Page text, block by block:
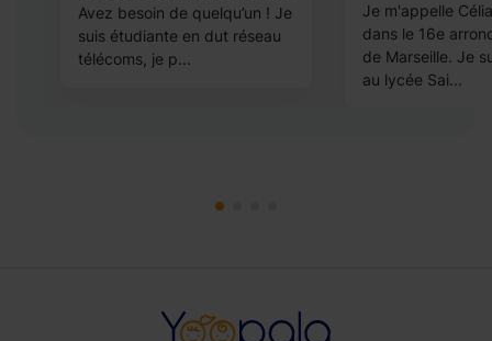
Avez besoin de quelqu’un ! Je
suis étudiante en dut réseau
télécoms, je p...
Je m'appelle
dans le 16e
de Marseille. Je
au lycée Sai...